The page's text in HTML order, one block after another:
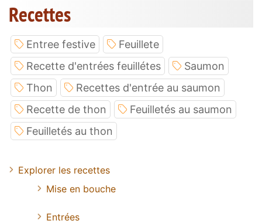
Recettes
Entree festive
Feuillete
Recette d'entrées feuillétes
Saumon
Thon
Recettes d'entrée au saumon
Recette de thon
Feuilletés au saumon
Feuilletés au thon
Explorer les recettes
Mise en bouche
Entrées